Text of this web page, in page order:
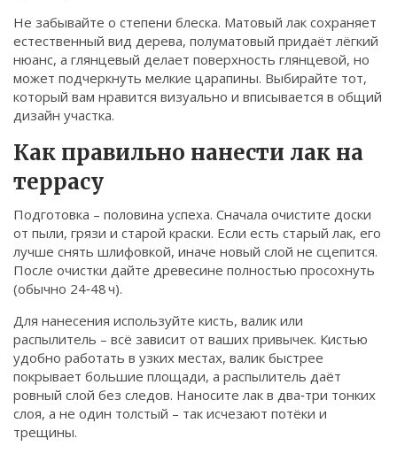
Не забывайте о степени блеска. Матовый лак сохраняет
естественный вид дерева, полуматовый придаёт лёгкий
нюанс, а глянцевый делает поверхность глянцевой, но
может подчеркнуть мелкие царапины. Выбирайте тот,
который вам нравится визуально и вписывается в общий
дизайн участка.
Как правильно нанести лак на
террасу
Подготовка – половина успеха. Сначала очистите доски
от пыли, грязи и старой краски. Если есть старый лак, его
лучше снять шлифовкой, иначе новый слой не сцепится.
После очистки дайте древесине полностью просохнуть
(обычно 24‑48 ч).
Для нанесения используйте кисть, валик или
распылитель – всё зависит от ваших привычек. Кистью
удобно работать в узких местах, валик быстрее
покрывает большие площади, а распылитель даёт
ровный слой без следов. Наносите лак в два‑три тонких
слоя, а не один толстый – так исчезают потёки и
трещины.